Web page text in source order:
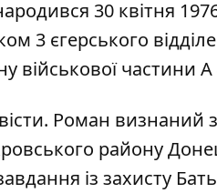
30 квітня
3 єгерського
військової частини А
Роман визнаний
району
із захисту